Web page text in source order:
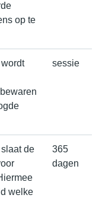
op te
sessie
de
welke
365
dagen